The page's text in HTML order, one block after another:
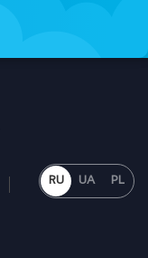
RU UA PL